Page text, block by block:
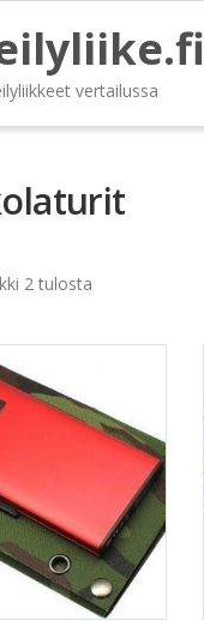
vertailussa
2 tulosta